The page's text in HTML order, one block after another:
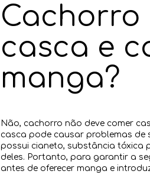
Cachorro
casca e
manga?
Não, cachorro não deve comer
casca pode causar problemas de
possui cianeto, substância tóxica
deles. Portanto, para garantir a
antes de oferecer manga e